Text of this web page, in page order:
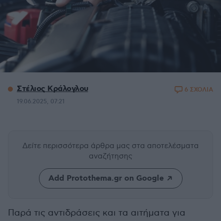
Στέλιος Κράλογλου
19.06.2025, 07:21
6 ΣΧΟΛΙΑ
Δείτε περισσότερα άρθρα μας στα αποτελέσματα
αναζήτησης
Add Protothema.gr on Google
Παρά τις αντιδράσεις και τα αιτήματα για